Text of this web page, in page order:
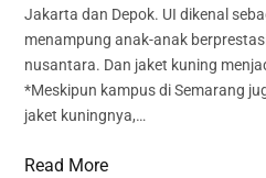
Jakarta dan Depok. UI dikenal
menampung anak-anak
nusantara. Dan jaket kuning
*Meskipun kampus di Semarang
jaket kuningnya,…
Read More